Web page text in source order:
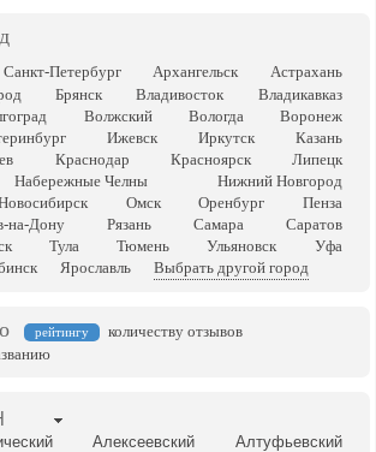
Санкт-Петербург Архангельск
Астрахань
Брянск Владивосток
Владикавказ
Волжский Вологда
Воронеж
Ижевск Иркутск
Казань
Краснодар Красноярск
Липецк
Набережные Челны
Нижний Новгород
Омск Оренбург
Пенза
на-Дону Рязань Самара
Саратов
Тула Тюмень Ульяновск
Уфа
Ярославль Выбрать другой город
рейтингу
количеству отзывов
Алексеевский
Алтуфьевский